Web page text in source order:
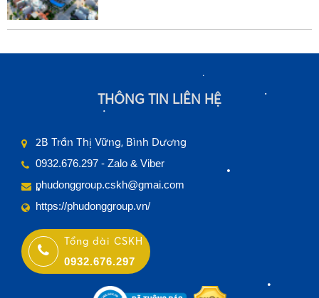
•
THÔNG TIN LIÊN HỆ
2B Trần Thị Vững, Bình Dương
0932.676.297 - Zalo & Viber
phudonggroup.cskh@gmai.com
https://phudonggroup.vn/
Tổng đài CSKH
0932.676.297